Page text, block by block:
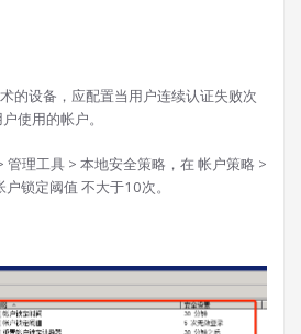
的设备，应配置当用户连续认证失败次
使用的帐户。
管理工具 > 本地安全策略，在 帐户策略 >
锁定阈值 不大于10次。